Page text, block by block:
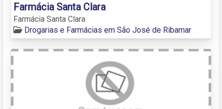
Farmácia Santa Clara
Farmácia Santa Clara
Drogarias e Farmácias em São José de Ribamar